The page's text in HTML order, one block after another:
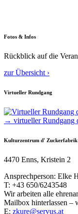
Fotos & Infos
Rückblick auf die
zur Übersicht ›
Virtueller Rundgang
→ virtueller Rundgang
Kulturzentrum d' Zuckerfabrik
4470 Enns, Kristein 2
Ansprechperson: Elke
T: +43 650/6243548
Wir arbeiten alle
Mailbox hinterlassen –
E: zkure@servus.at